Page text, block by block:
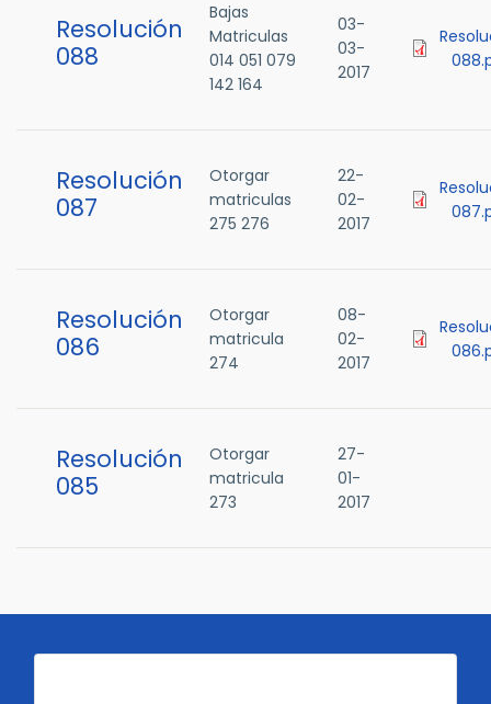
Resolución
088
Bajas
Matriculas
014 051 079
142 164
03-
03-
2017
Resolución
087
Otorgar
matriculas
275 276
22-
02-
2017
Resolución
086
Otorgar
matricula
274
08-
02-
2017
Resolución
085
Otorgar
matricula
273
27-
01-
2017